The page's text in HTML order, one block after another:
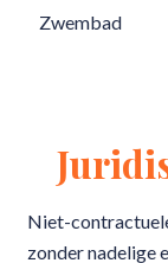
Zwembad
Niet-
zonder nadelige